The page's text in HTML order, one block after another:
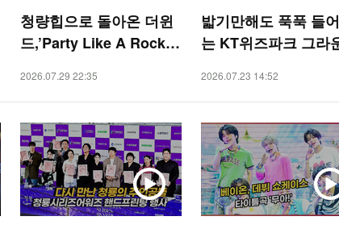
청량힙으로 돌아온 더윈
드,’Party Like A Rock S
2026.07.29 22:35
밟기만해도 푹푹 들
는 KT위즈파크 그라
[O! SPORTS 숏폼]
2026.07.23 14:52